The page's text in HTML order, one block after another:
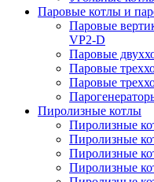
Паровые котлы и
Паровые
VP2-D
Паровые
Паровые
Паровые
Пиролизные котлы
Пиролизные
Пиролизные
Пиролизные
Пиролизные